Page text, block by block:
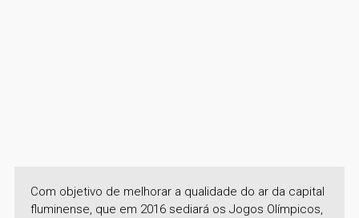
Com objetivo de melhorar a qualidade do ar da capital
fluminense, que em 2016 sediará os Jogos Olímpicos,